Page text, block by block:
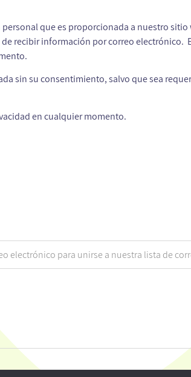
que es proporcionada a nuestro sitio
recibir información por correo electrónico.
sin su consentimiento, salvo que sea
en cualquier momento.